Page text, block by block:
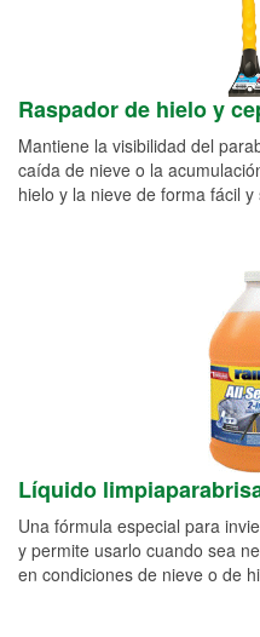
Raspador de hielo y
Mantiene la visibilidad del
caída de nieve o la
hielo y la nieve de forma fácil
Líquido
Una fórmula especial para
y permite usarlo cuando sea
en condiciones de nieve o de